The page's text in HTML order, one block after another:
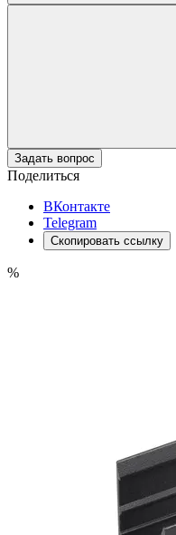
Задать вопрос
Поделиться
ВКонтакте
Telegram
Скопировать ссылку
%